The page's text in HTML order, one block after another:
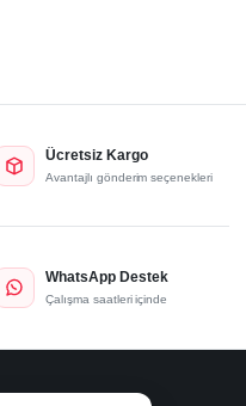
Ücretsiz Kargo
Avantajlı gönderim seçenekleri
WhatsApp Destek
Çalışma saatleri içinde